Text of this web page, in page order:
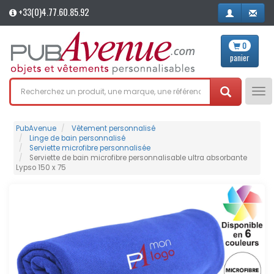
+33(0)4.77.60.85.92
0
panier
PubAvenue
Vêtement personnalisé
Linge de bain personnalisé
Serviette microfibre personnalisée
Serviette de bain microfibre personnalisable ultra absorbante
Lypso 150 x 75